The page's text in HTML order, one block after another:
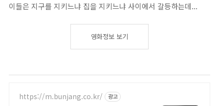
이들은 지구를 지키느냐 집을 지키느냐 사이에서 갈등하는데...
영화정보 보기
https://m.bunjang.co.kr/ 광고